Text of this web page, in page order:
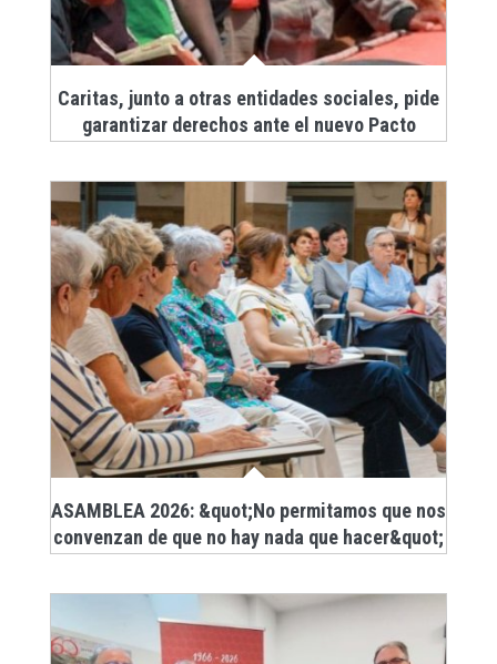
Caritas, junto a otras entidades sociales, pide
garantizar derechos ante el nuevo Pacto
ASAMBLEA 2026: &quot;No permitamos que nos
convenzan de que no hay nada que hacer&quot;